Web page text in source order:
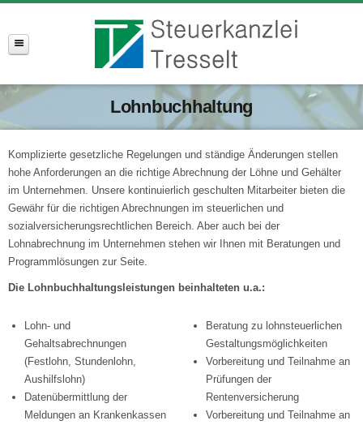
Lohnbuchhaltung
Komplizierte gesetzliche Regelungen und ständige Änderungen stellen
hohe Anforderungen an die richtige Abrechnung der Löhne und Gehälter
im Unternehmen. Unsere kontinuierlich geschulten Mitarbeiter bieten die
Gewähr für die richtigen Abrechnungen im steuerlichen und
sozialversicherungsrechtlichen Bereich. Aber auch bei der
Lohnabrechnung im Unternehmen stehen wir Ihnen mit Beratungen und
Programmlösungen zur Seite.
Die Lohnbuchhaltungsleistungen beinhalteten u.a.:
Lohn- und
Gehaltsabrechnungen
(Festlohn, Stundenlohn,
Aushilfslohn)
Datenübermittlung der
Meldungen an Krankenkassen
Beratung zu lohnsteuerlichen
Gestaltungsmöglichkeiten
Vorbereitung und Teilnahme an
Prüfungen der
Rentenversicherung
Vorbereitung und Teilnahme an